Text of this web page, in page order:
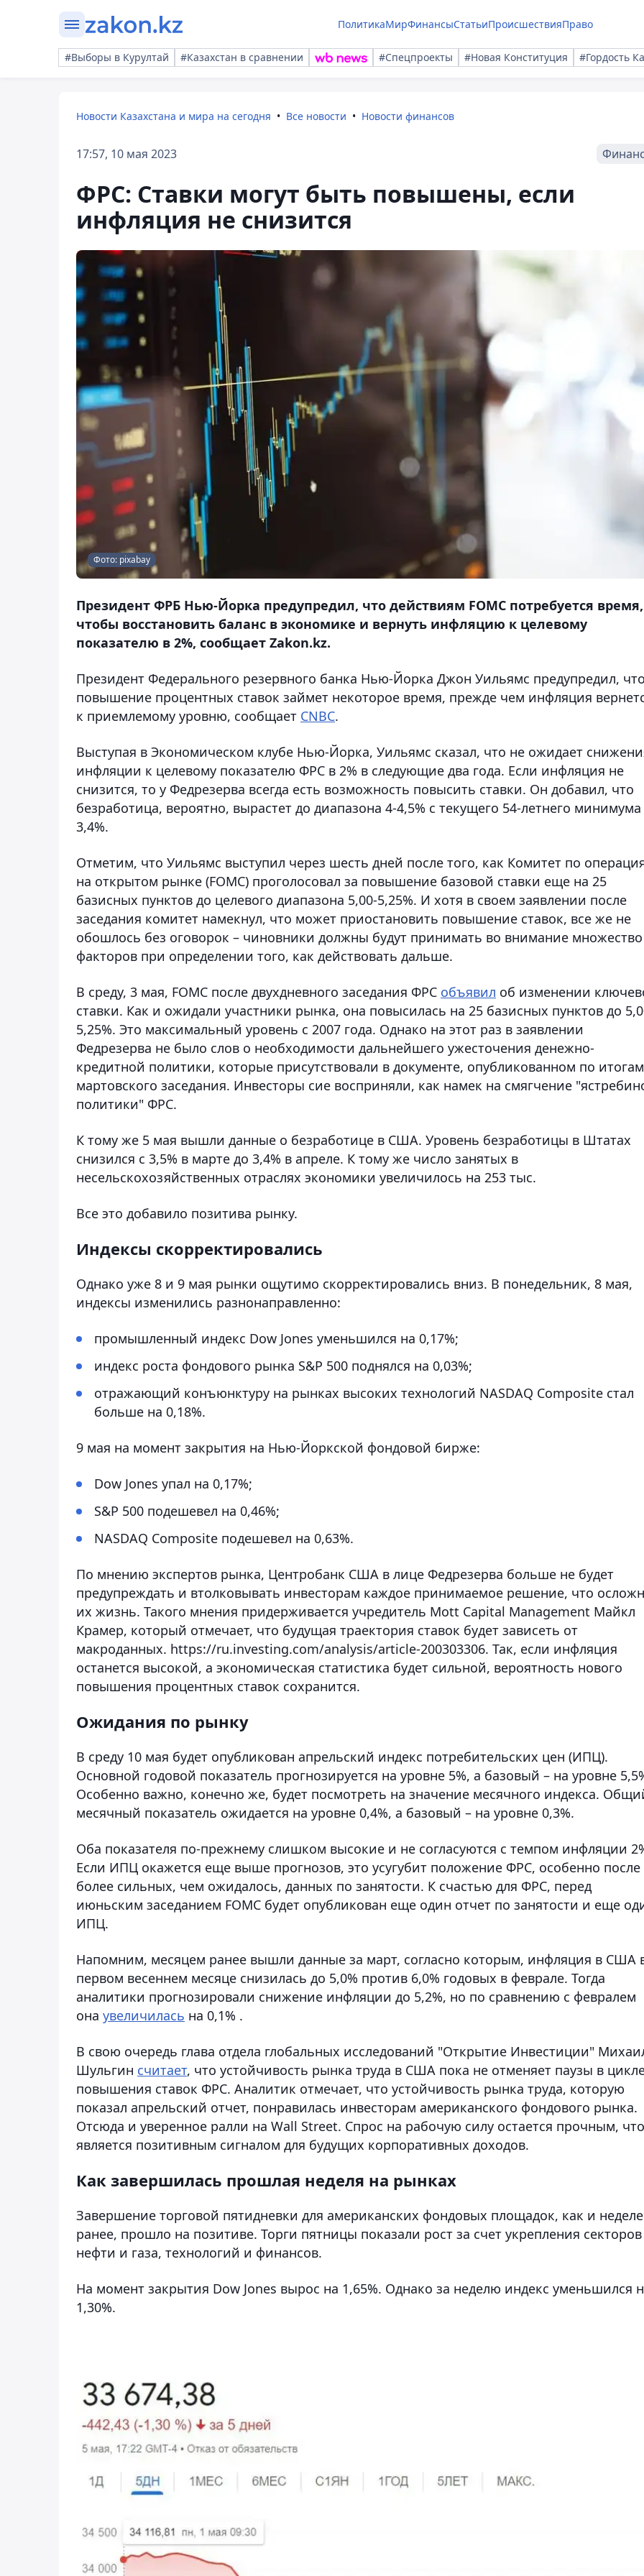
ПолитикаМирФинансыСтатьиПроисшествияПраво
#Выборы в Курултай #Казахстан в сравнении #Спецпроекты #Новая Конституция #Гордость
Новости Казахстана и мира на сегодня Все новости Новости финансов
17:57, 10 мая 2023
ФРС: Ставки могут быть повышены, если
инфляция не снизится
Фото: pixabay
Президент ФРБ Нью-Йорка предупредил, что действиям FOMC потребуется время,
чтобы восстановить баланс в экономике и вернуть инфляцию к целевому
показателю в 2%, сообщает Zakon.kz.
Президент Федерального резервного банка Нью-Йорка Джон Уильямс предупредил,
повышение процентных ставок займет некоторое время, прежде чем инфляция
к приемлемому уровню, сообщает CNBC.
Выступая в Экономическом клубе Нью-Йорка, Уильямс сказал, что не ожидает
инфляции к целевому показателю ФРС в 2% в следующие два года. Если инфляция не
снизится, то у Федрезерва всегда есть возможность повысить ставки. Он добавил, что
безработица, вероятно, вырастет до диапазона 4-4,5% с текущего 54-летнего минимума
3,4%.
Отметим, что Уильямс выступил через шесть дней после того, как Комитет по
на открытом рынке (FOMC) проголосовал за повышение базовой ставки еще на 25
базисных пунктов до целевого диапазона 5,00-5,25%. И хотя в своем заявлении после
заседания комитет намекнул, что может приостановить повышение ставок, все же не
обошлось без оговорок – чиновники должны будут принимать во внимание множество
факторов при определении того, как действовать дальше.
В среду, 3 мая, FOMC после двухдневного заседания ФРС объявил об изменении
ставки. Как и ожидали участники рынка, она повысилась на 25 базисных пунктов до
5,25%. Это максимальный уровень с 2007 года. Однако на этот раз в заявлении
Федрезерва не было слов о необходимости дальнейшего ужесточения денежно-
кредитной политики, которые присутствовали в документе, опубликованном по итогам
мартовского заседания. Инвесторы сие восприняли, как намек на смягчение
политики" ФРС.
К тому же 5 мая вышли данные о безработице в США. Уровень безработицы в Штатах
снизился с 3,5% в марте до 3,4% в апреле. К тому же число занятых в
несельскохозяйственных отраслях экономики увеличилось на 253 тыс.
Все это добавило позитива рынку.
Индексы скорректировались
Однако уже 8 и 9 мая рынки ощутимо скорректировались вниз. В понедельник, 8 мая,
индексы изменились разнонаправленно:
промышленный индекс Dow Jones уменьшился на 0,17%;
индекс роста фондового рынка S&P 500 поднялся на 0,03%;
отражающий конъюнктуру на рынках высоких технологий NASDAQ Composite стал
больше на 0,18%.
9 мая на момент закрытия на Нью-Йоркской фондовой бирже:
Dow Jones упал на 0,17%;
S&P 500 подешевел на 0,46%;
NASDAQ Composite подешевел на 0,63%.
По мнению экспертов рынка, Центробанк США в лице Федрезерва больше не будет
предупреждать и втолковывать инвесторам каждое принимаемое решение, что
их жизнь. Такого мнения придерживается учредитель Mott Capital Management Майкл
Крамер, который отмечает, что будущая траектория ставок будет зависеть от
макроданных. https://ru.investing.com/analysis/article-200303306. Так, если инфляция
останется высокой, а экономическая статистика будет сильной, вероятность нового
повышения процентных ставок сохранится.
Ожидания по рынку
В среду 10 мая будет опубликован апрельский индекс потребительских цен (ИПЦ).
Основной годовой показатель прогнозируется на уровне 5%, а базовый – на уровне
Особенно важно, конечно же, будет посмотреть на значение месячного индекса.
месячный показатель ожидается на уровне 0,4%, а базовый – на уровне 0,3%.
Оба показателя по-прежнему слишком высокие и не согласуются с темпом инфляции
Если ИПЦ окажется еще выше прогнозов, это усугубит положение ФРС, особенно после
более сильных, чем ожидалось, данных по занятости. К счастью для ФРС, перед
июньским заседанием FOMC будет опубликован еще один отчет по занятости и еще
ИПЦ.
Напомним, месяцем ранее вышли данные за март, согласно которым, инфляция в США
первом весеннем месяце снизилась до 5,0% против 6,0% годовых в феврале. Тогда
аналитики прогнозировали снижение инфляции до 5,2%, но по сравнению с февралем
она увеличилась на 0,1% .
В свою очередь глава отдела глобальных исследований "Открытие Инвестиции"
Шульгин считает, что устойчивость рынка труда в США пока не отменяет паузы в
повышения ставок ФРС. Аналитик отмечает, что устойчивость рынка труда, которую
показал апрельский отчет, понравилась инвесторам американского фондового рынка.
Отсюда и уверенное ралли на Wall Street. Спрос на рабочую силу остается прочным, что
является позитивным сигналом для будущих корпоративных доходов.
Как завершилась прошлая неделя на рынках
Завершение торговой пятидневки для американских фондовых площадок, как и
ранее, прошло на позитиве. Торги пятницы показали рост за счет укрепления секторов
нефти и газа, технологий и финансов.
На момент закрытия Dow Jones вырос на 1,65%. Однако за неделю индекс уменьшился
1,30%.